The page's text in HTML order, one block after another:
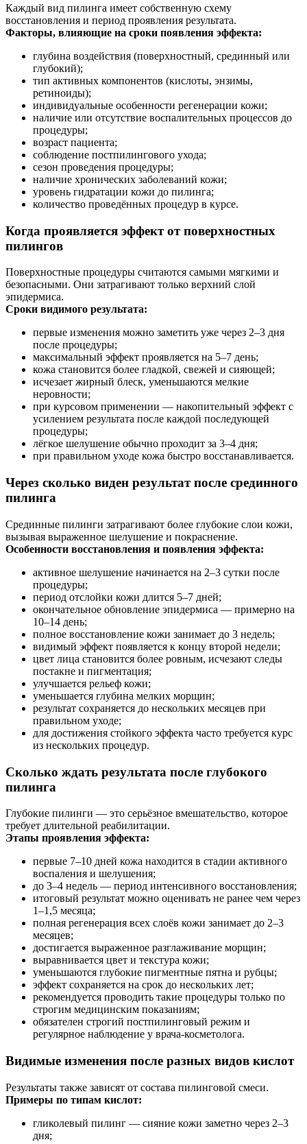
Каждый вид пилинга имеет собственную схему
восстановления и период проявления результата.
Факторы, влияющие на сроки появления эффекта:
глубина воздействия (поверхностный, срединный или
глубокий);
тип активных компонентов (кислоты, энзимы,
ретиноиды);
индивидуальные особенности регенерации кожи;
наличие или отсутствие воспалительных процессов до
процедуры;
возраст пациента;
соблюдение постпилингового ухода;
сезон проведения процедуры;
наличие хронических заболеваний кожи;
уровень гидратации кожи до пилинга;
количество проведённых процедур в курсе.
Когда проявляется эффект от поверхностных
пилингов
Поверхностные процедуры считаются самыми мягкими и
безопасными. Они затрагивают только верхний слой
эпидермиса.
Сроки видимого результата:
первые изменения можно заметить уже через 2–3 дня
после процедуры;
максимальный эффект проявляется на 5–7 день;
кожа становится более гладкой, свежей и сияющей;
исчезает жирный блеск, уменьшаются мелкие
неровности;
при курсовом применении — накопительный эффект с
усилением результата после каждой последующей
процедуры;
лёгкое шелушение обычно проходит за 3–4 дня;
при правильном уходе кожа быстро восстанавливается.
Через сколько виден результат после срединного
пилинга
Срединные пилинги затрагивают более глубокие слои кожи,
вызывая выраженное шелушение и покраснение.
Особенности восстановления и появления эффекта:
активное шелушение начинается на 2–3 сутки после
процедуры;
период отслойки кожи длится 5–7 дней;
окончательное обновление эпидермиса — примерно на
10–14 день;
полное восстановление кожи занимает до 3 недель;
видимый эффект появляется к концу второй недели;
цвет лица становится более ровным, исчезают следы
постакне и пигментация;
улучшается рельеф кожи;
уменьшается глубина мелких морщин;
результат сохраняется до нескольких месяцев при
правильном уходе;
для достижения стойкого эффекта часто требуется курс
из нескольких процедур.
Сколько ждать результата после глубокого
пилинга
Глубокие пилинги — это серьёзное вмешательство, которое
требует длительной реабилитации.
Этапы проявления эффекта:
первые 7–10 дней кожа находится в стадии активного
воспаления и шелушения;
до 3–4 недель — период интенсивного восстановления;
итоговый результат можно оценивать не ранее чем через
1–1,5 месяца;
полная регенерация всех слоёв кожи занимает до 2–3
месяцев;
достигается выраженное разглаживание морщин;
выравнивается цвет и текстура кожи;
уменьшаются глубокие пигментные пятна и рубцы;
эффект сохраняется на срок до нескольких лет;
рекомендуется проводить такие процедуры только по
строгим медицинским показаниям;
обязателен строгий постпилинговый режим и
регулярное наблюдение у врача-косметолога.
Видимые изменения после разных видов кислот
Результаты также зависят от состава пилинговой смеси.
Примеры по типам кислот:
гликолевый пилинг — сияние кожи заметно через 2–3
дня;